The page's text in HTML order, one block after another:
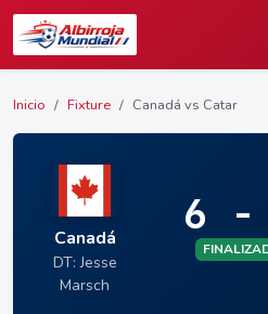
Inicio Fixture Canadá vs Catar
Canadá
DT: Jesse
Marsch
6 -